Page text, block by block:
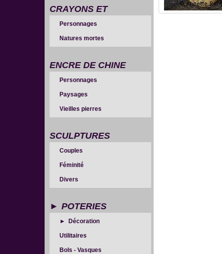
CRAYONS ET
SANGUINES
Personnages
Natures mortes
ENCRE DE CHINE
Personnages
Paysages
Vieilles pierres
SCULPTURES
Couples
Féminité
Divers
POTERIES
Décoration
Utilitaires
Bols - Vasques